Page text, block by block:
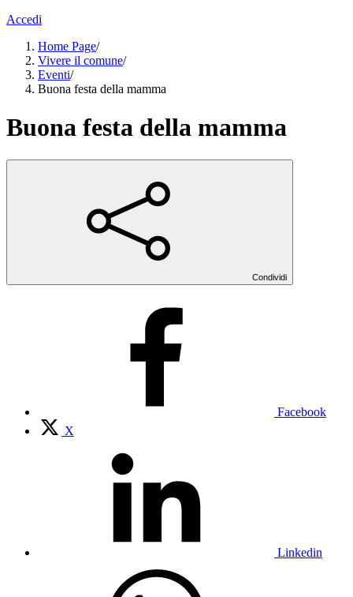
Accedi
Home Page/
Vivere il comune/
Eventi/
Buona festa della mamma
Buona festa della mamma
Condividi
Facebook
X
Linkedin